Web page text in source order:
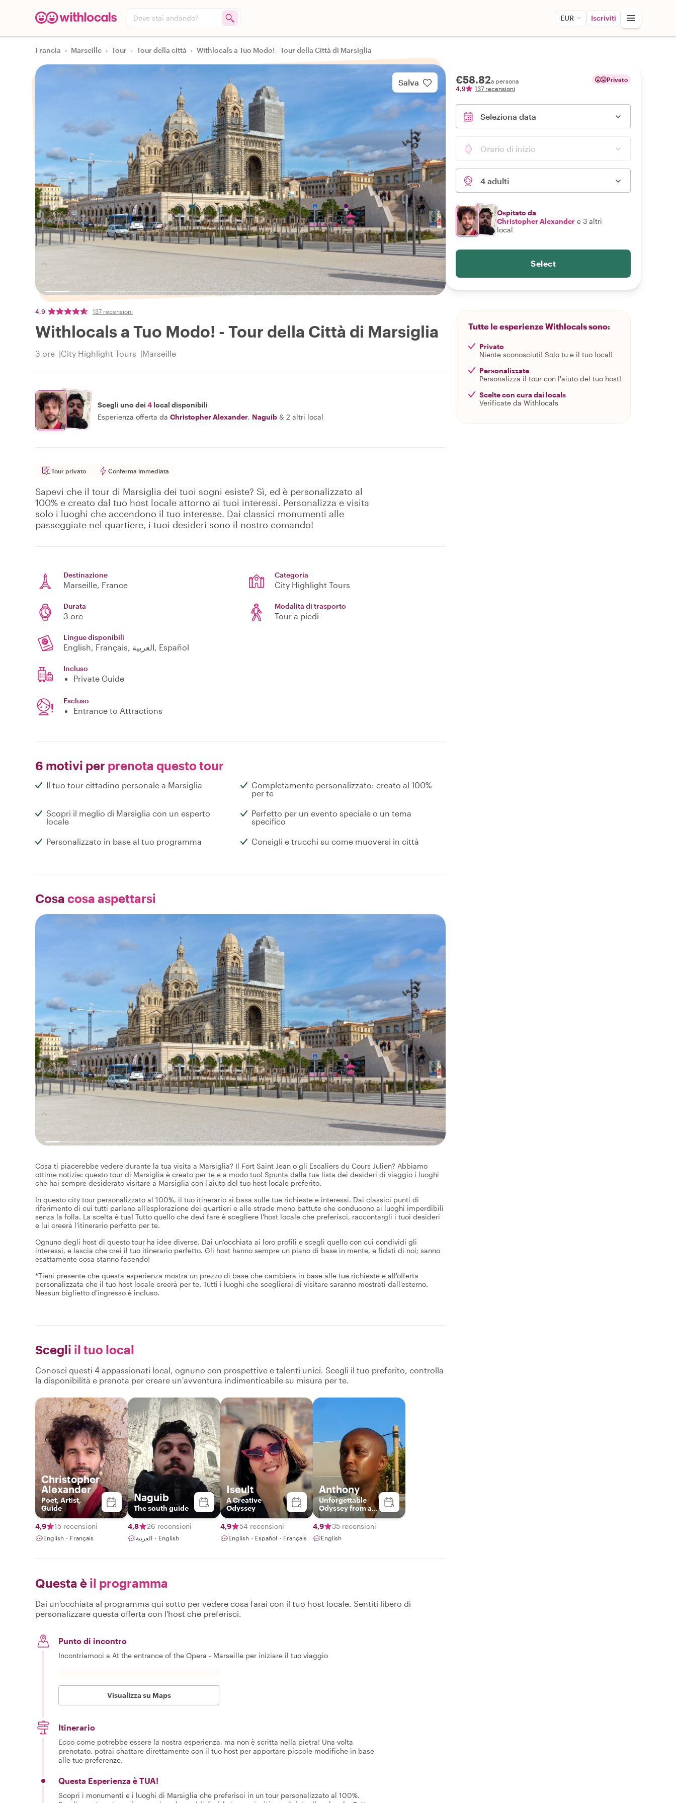
Dove stai andando? EUR Iscriviti
Francia › Marseille › Tour › Tour della città › Withlocals a Tuo Modo! - Tour della Città di Marsiglia
Salva
4,9 137 recensioni
Withlocals a Tuo Modo! - Tour della Città di Marsiglia
3 ore City Highlight Tours Marseille
Scegli uno dei 4 local disponibili
Esperienza offerta da Christopher Alexander, Naguib & 2 altri local
Tour privato Conferma immediata
Sapevi che il tour di Marsiglia dei tuoi sogni esiste? Sì, ed è personalizzato al
100% e creato dal tuo host locale attorno ai tuoi interessi. Personalizza e visita
solo i luoghi che accendono il tuo interesse. Dai classici monumenti alle
passeggiate nel quartiere, i tuoi desideri sono il nostro comando!
Destinazione
Marseille, France
Categoria
City Highlight Tours
Durata
3 ore
Modalità di trasporto
Tour a piedi
Lingue disponibili
English, Français, العربية, Español
Incluso
Private Guide
Escluso
Entrance to Attractions
6 motivi per prenota questo tour
Il tuo tour cittadino personale a Marsiglia
Completamente personalizzato: creato al 100%
per te
Scopri il meglio di Marsiglia con un esperto
locale
Perfetto per un evento speciale o un tema
specifico
Personalizzato in base al tuo programma Consigli e trucchi su come muoversi in città
Cosa cosa aspettarsi
Cosa ti piacerebbe vedere durante la tua visita a Marsiglia? Il Fort Saint Jean o gli Escaliers du Cours Julien? Abbiamo
ottime notizie: questo tour di Marsiglia è creato per te e a modo tuo! Spunta dalla tua lista dei desideri di viaggio i luoghi
che hai sempre desiderato visitare a Marsiglia con l'aiuto del tuo host locale preferito.
In questo city tour personalizzato al 100%, il tuo itinerario si basa sulle tue richieste e interessi. Dai classici punti di
riferimento di cui tutti parlano all'esplorazione dei quartieri e alle strade meno battute che conducono ai luoghi imperdibili
senza la folla. La scelta è tua! Tutto quello che devi fare è scegliere l'host locale che preferisci, raccontargli i tuoi desideri
e lui creerà l'itinerario perfetto per te.
Ognuno degli host di questo tour ha idee diverse. Dai un'occhiata ai loro profili e scegli quello con cui condividi gli
interessi, e lascia che crei il tuo itinerario perfetto. Gli host hanno sempre un piano di base in mente, e fidati di noi; sanno
esattamente cosa stanno facendo!
*Tieni presente che questa esperienza mostra un prezzo di base che cambierà in base alle tue richieste e all'offerta
personalizzata che il tuo host locale creerà per te. Tutti i luoghi che sceglierai di visitare saranno mostrati dall'esterno.
Nessun biglietto d'ingresso è incluso.
Scegli il tuo local
Conosci questi 4 appassionati local, ognuno con prospettive e talenti unici. Scegli il tuo preferito, controlla
la disponibilità e prenota per creare un'avventura indimenticabile su misura per te.
Christopher
Alexander
Poet, Artist,
Guide
4,9 15 recensioni
English・Français
Naguib
The south guide
4,8 26 recensioni
العربية・English
Iseult
A Creative
Odyssey
4,9 54 recensioni
English・Español・Français
Anthony
Unforgettable
Odyssey from a
third perspective.
Unforgettable.
4,9 35 recensioni
English
Questa è il programma
Dai un'occhiata al programma qui sotto per vedere cosa farai con il tuo host locale. Sentiti libero di
personalizzare questa offerta con l'host che preferisci.
Punto di incontro
Incontriamoci a At the entrance of the Opera - Marseille per iniziare il tuo viaggio
Visualizza su Maps
Itinerario
Ecco come potrebbe essere la nostra esperienza, ma non è scritta nella pietra! Una volta
prenotato, potrai chattare direttamente con il tuo host per apportare piccole modifiche in base
alle tue preferenze.
Questa Esperienza è TUA!
Scopri i monumenti e i luoghi di Marsiglia che preferisci in un tour personalizzato al 100%.
€58.82a persona
4,9
137 recensioni
Privato
Seleziona data
Orario di inizio
4 adulti
Ospitato da
Christopher Alexander e 3 altri
local
Select
Tutte le esperienze Withlocals sono:
Privato
Niente sconosciuti! Solo tu e il tuo local!
Personalizzate
Personalizza il tour con l'aiuto del tuo host!
Scelte con cura dai locals
Verificate da Withlocals